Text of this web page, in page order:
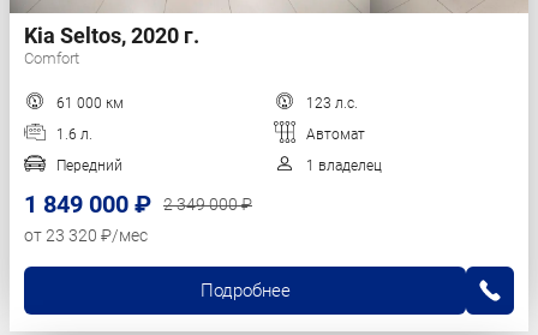
Kia Seltos, 2020 г.
Comfort
61 000 км
123 л.с.
1.6 л.
Автомат
Передний
1 владелец
1 849 000 ₽
2 349 000 ₽
от 23 320 ₽/мес
Подробнее